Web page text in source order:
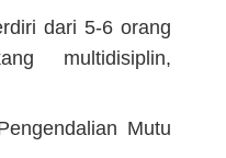
dari 5-6 orang
multidisiplin,
Mutu